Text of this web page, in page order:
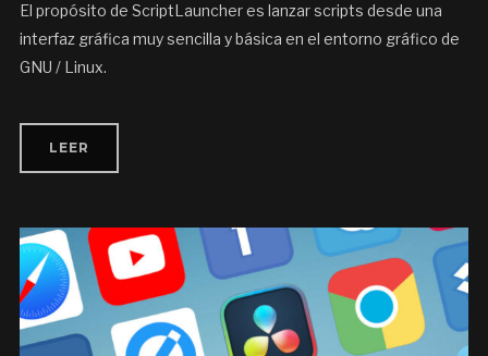
El propósito de ScriptLauncher es lanzar scripts desde una
interfaz gráfica muy sencilla y básica en el entorno gráfico de
GNU / Linux.
LEER